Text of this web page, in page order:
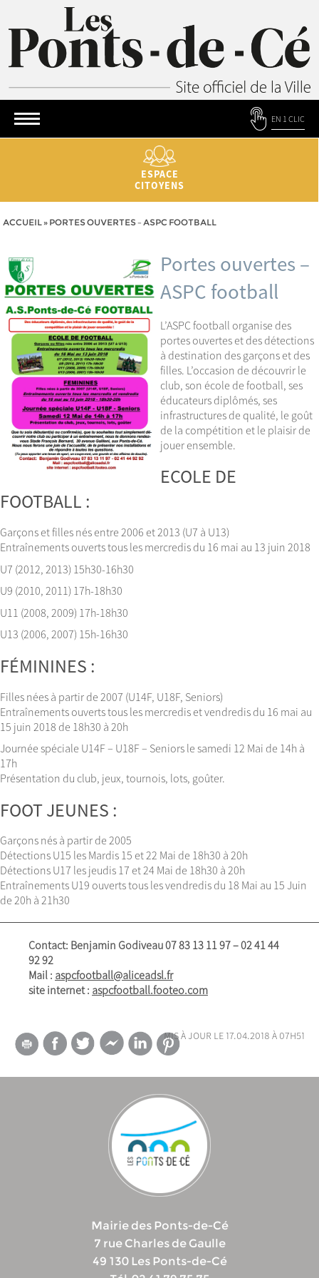
EN 1 CLIC
ESPACE
CITOYENS
ACCUEIL» PORTES OUVERTES – ASPC FOOTBALL
Portes ouvertes –
ASPC football
L’ASPC football organise des
portes ouvertes et des détections
à destination des garçons et des
filles. L’occasion de découvrir le
club, son école de football, ses
éducateurs diplômés, ses
infrastructures de qualité, le goût
de la compétition et le plaisir de
jouer ensemble.
ECOLE DE
FOOTBALL :
Garçons et filles nés entre 2006 et 2013 (U7 à U13)
Entraînements ouverts tous les mercredis du 16 mai au 13 juin 2018
U7 (2012, 2013) 15h30-16h30
U9 (2010, 2011) 17h-18h30
U11 (2008, 2009) 17h-18h30
U13 (2006, 2007) 15h-16h30
FÉMININES :
Filles nées à partir de 2007 (U14F, U18F, Seniors)
Entraînements ouverts tous les mercredis et vendredis du 16 mai au
15 juin 2018 de 18h30 à 20h
Journée spéciale U14F – U18F – Seniors le samedi 12 Mai de 14h à
17h
Présentation du club, jeux, tournois, lots, goûter.
FOOT JEUNES :
Garçons nés à partir de 2005
Détections U15 les Mardis 15 et 22 Mai de 18h30 à 20h
Détections U17 les jeudis 17 et 24 Mai de 18h30 à 20h
Entraînements U19 ouverts tous les vendredis du 18 Mai au 15 Juin
de 20h à 21h30
Contact: Benjamin Godiveau 07 83 13 11 97 – 02 41 44
92 92
Mail : aspcfootball@aliceadsl.fr
site internet : aspcfootball.footeo.com
mis à jour le 17.04.2018 à 07h51
Mairie des Ponts-de-Cé
7 rue Charles de Gaulle
49 130 Les Ponts-de-Cé